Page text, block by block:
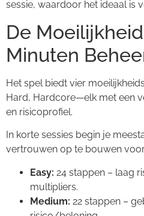
sessie, waardoor het ideaal is
De
Minuten
Het spel biedt vier
Hard, Hardcore—elk met een
en risicoprofiel.
In korte sessies begin je
vertrouwen op te bouwen
Easy: 24 stappen – laag
multipliers.
Medium: 22 stappen –